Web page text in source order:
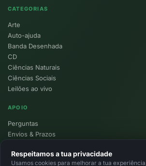
CATEGORIAS
Arte
Auto-ajuda
Banda Desenhada
CD
Ciências Naturais
Ciências Sociais
Leilões ao vivo
APOIO
Perguntas
Envios & Prazos
Devoluções
Respeitamos a tua privacidade
Usamos cookies para melhorar a tua